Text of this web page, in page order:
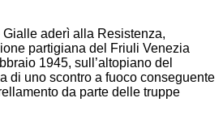
Gialle aderì alla Resistenza,
partigiana del Friuli Venezia
1945, sull’altopiano del
di uno scontro a fuoco conseguente
da parte delle truppe